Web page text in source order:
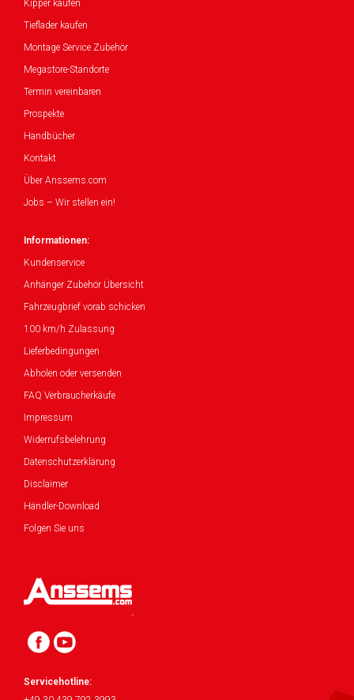
Kipper kaufen
Tieflader kaufen
Montage Service Zubehör
Megastore-Standorte
Termin vereinbaren
Prospekte
Handbücher
Kontakt
Über Anssems.com
Jobs – Wir stellen ein!
Informationen:
Kundenservice
Anhänger Zubehör Übersicht
Fahrzeugbrief vorab schicken
100 km/h Zulassung
Lieferbedingungen
Abholen oder versenden
FAQ Verbraucherkäufe
Impressum
Widerrufsbelehrung
Datenschutzerklärung
Disclaimer
Händler-Download
Folgen Sie uns
Servicehotline: